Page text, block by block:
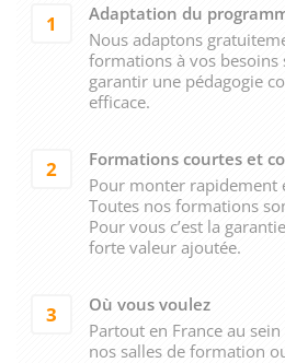
1
Adaptation du
Nous adaptons
formations à vos besoins
garantir une pédagogie
efficace.
2
Formations courtes et
Pour monter rapidement
Toutes nos formations
Pour vous c’est la
forte valeur ajoutée.
3
Où vous voulez
Partout en France au
nos salles de formation